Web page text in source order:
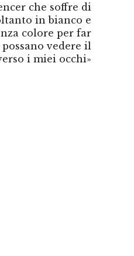
che soffre di
in bianco e
colore per far
vedere il
i miei occhi»